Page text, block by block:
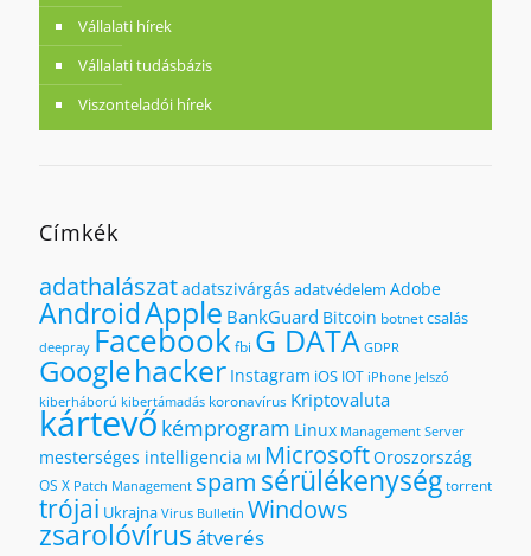
Vállalati hírek
Vállalati tudásbázis
Viszonteladói hírek
Címkék
adathalászatadatszivárgás adatvédelem Adobe
AndroidApple BankGuard Bitcoin botnetcsalás
deepray Facebookfbi G DATA GDPR
Googlehacker Instagram iOS IOT iPhone Jelszó
kiberháború kibertámadás koronavírus Kriptovaluta
kártevő kémprogram Linux Management Server
mesterséges intelligencia MI MicrosoftOroszország
OS X Patch Management spam sérülékenységtorrent
trójai Ukrajna Virus Bulletin Windows
zsarolóvírusátverés